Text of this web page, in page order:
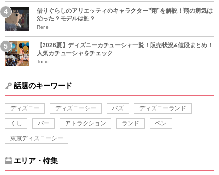
借りぐらしのアリエッティのキャラクター”翔”を解説！翔の病気は
治った？モデルは誰？
Rene
【2026夏】ディズニーカチューシャ一覧！販売状況&値段まとめ！
人気カチューシャをチェック
Tomo
話題のキーワード
ディズニー ディズニーシー バズ ディズニーランド
くし バー アトラクション ランド ペン
東京ディズニーシー
エリア・特集